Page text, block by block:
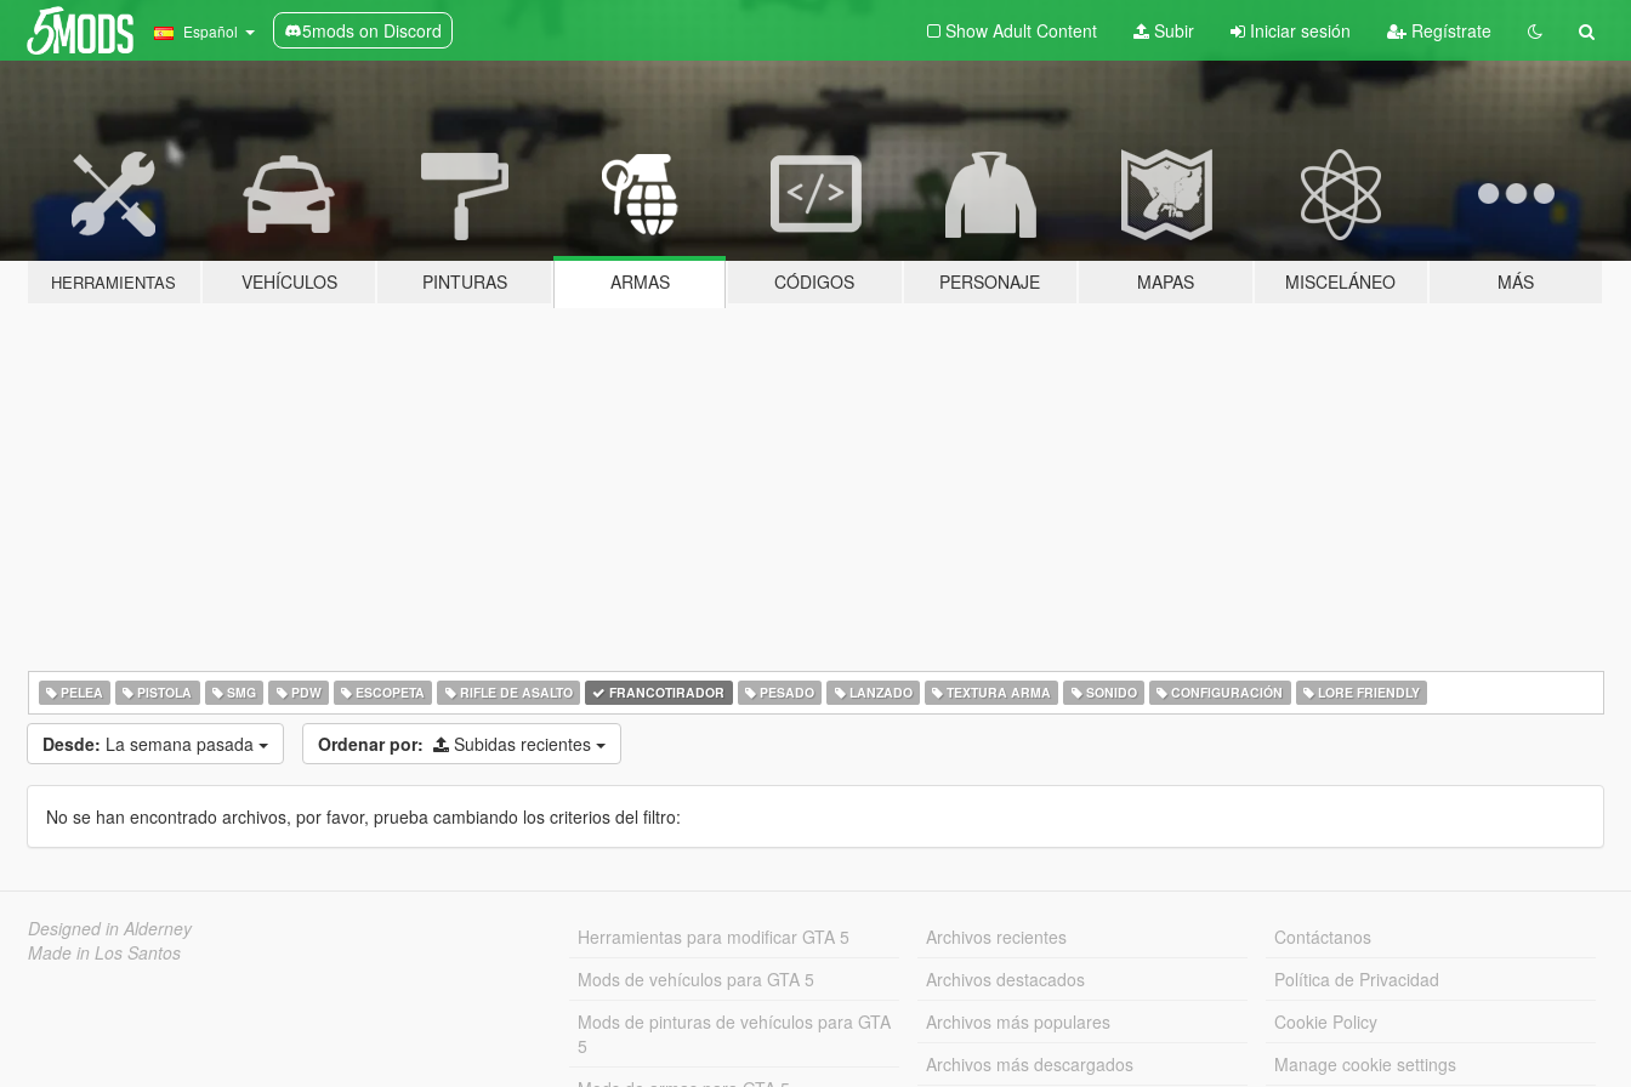
Español 5mods on Discord Show Adult Content Subir Iniciar sesión Regístrate
HERRAMIENTAS VEHÍCULOS PINTURAS ARMAS CÓDIGOS PERSONAJE MAPAS MISCELÁNEO MÁS
PELEA PISTOLA SMG PDW ESCOPETA RIFLE DE ASALTO FRANCOTIRADOR PESADO LANZADO TEXTURA ARMA SONIDO CONFIGURACIÓN LORE FRIENDLY
Desde: La semana pasada Ordenar por: Subidas recientes
No se han encontrado archivos, por favor, prueba cambiando los criterios del filtro:
Designed in Alderney
Made in Los Santos
Herramientas para modificar GTA 5
Mods de vehículos para GTA 5
Mods de pinturas de vehículos para GTA
5
Archivos recientes
Archivos destacados
Archivos más populares
Archivos más descargados
Contáctanos
Política de Privacidad
Cookie Policy
Manage cookie settings